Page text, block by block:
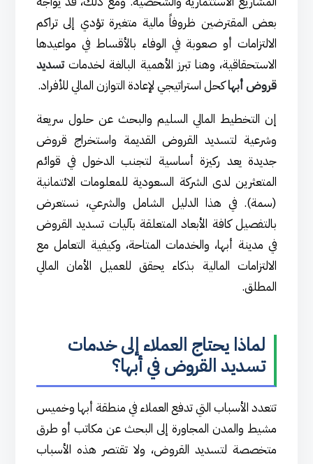
بعض المقترضين ظروفاً مالية متغيرة تؤدي إلى تراكم
الالتزامات أو صعوبة في الوفاء بالأقساط في مواعيدها
الاستحقاقية، وهنا تبرز الأهمية البالغة لخدماتتسديد
قروض أبهاكحل استراتيجي لإعادة التوازن المالي للأفراد.
إن التخطيط المالي السليم والبحث عن حلول سريعة
وشرعية لتسديد القروض القديمة واستخراج قروض
جديدة يعد ركيزة أساسية لتجنب الدخول في قوائم
المتعثرين لدى الشركة السعودية للمعلومات الائتمانية
(سمة). في هذا الدليل الشامل والشرعي، نستعرض
بالتفصيل كافة الأبعاد المتعلقة بآليات تسديد القروض
في مدينة أبها، والخدمات المتاحة، وكيفية التعامل مع
الالتزامات المالية بذكاء يحقق للعميل الأمان المالي
المطلق.
لماذا يحتاج العملاء إلى خدمات
تسديد القروض في أبها؟
تتعدد الأسباب التي تدفع العملاء في منطقة أبها وخميس
مشيط والمدن المجاورة إلى البحث عن مكاتب أو طرق
متخصصة لتسديد القروض، ولا تقتصر هذه الأسباب